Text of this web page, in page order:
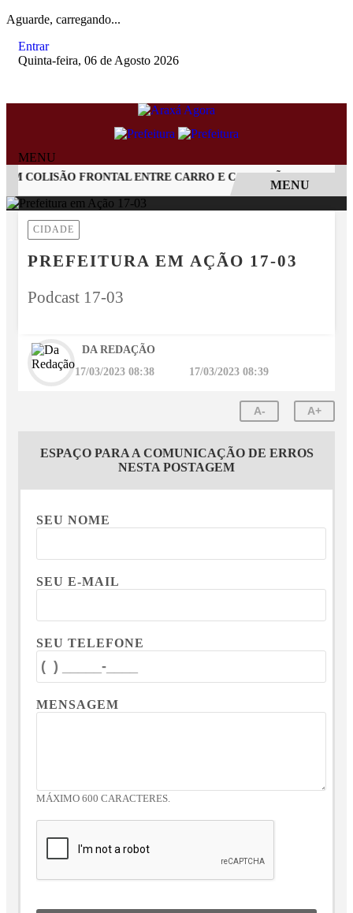
Aguarde, carregando...
Entrar
Quinta-feira, 06 de Agosto 2026
MENU
COLISÃO FRONTAL ENTRE CARRO E CAMINHÃO NA BR-262
MENU
CIDADE
PREFEITURA EM AÇÃO 17-03
Podcast 17-03
DA REDAÇÃO
17/03/2023 08:38 17/03/2023 08:39
A- A+
ESPAÇO PARA A COMUNICAÇÃO DE ERROS
NESTA POSTAGEM
SEU NOME
SEU E-MAIL
SEU TELEFONE
MENSAGEM
MÁXIMO 600 CARACTERES.